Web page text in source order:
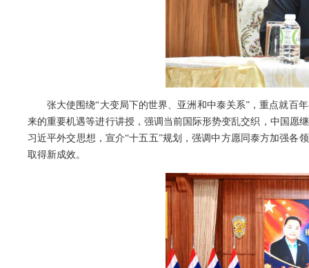
张大使围绕“大变局下的世界、亚洲和中泰关系”，重点就百
来的重要机遇等进行讲授，强调当前国际形势变乱交织，中国愿
习近平外交思想，宣介“十五五”规划，强调中方愿同泰方加强各
取得新成效。